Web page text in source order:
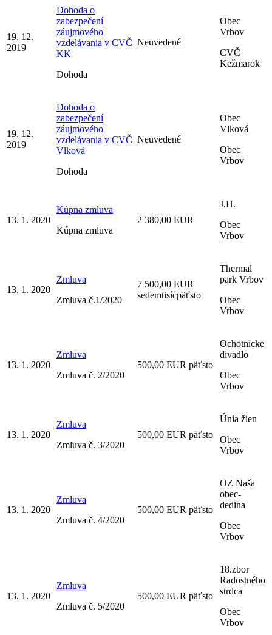
19. 12.
2019
Dohoda o
zabezpečení
záujmového
vzdelávania v CVČ
KK
Dohoda
Neuvedené
Obec
Vrbov
CVČ
Kežmarok
19. 12.
2019
Dohoda o
zabezpečení
záujmového
vzdelávania v CVČ
Vlková
Dohoda
Neuvedené
Obec
Vlková
Obec
Vrbov
13. 1. 2020
Kúpna zmluva
Kúpna zmluva
2 380,00 EUR
J.H.
Obec
Vrbov
13. 1. 2020
Zmluva
Zmluva č.1/2020
7 500,00 EUR
sedemtisícpäťsto
Thermal
park Vrbov
Obec
Vrbov
13. 1. 2020
Zmluva
Zmluva č. 2/2020
500,00 EUR päťsto
Ochotnícke
divadlo
Obec
Vrbov
13. 1. 2020
Zmluva
Zmluva č. 3/2020
500,00 EUR päťsto
Únia žien
Obec
Vrbov
13. 1. 2020
Zmluva
Zmluva č. 4/2020
500,00 EUR päťsto
OZ Naša
obec-
dedina
Obec
Vrbov
13. 1. 2020
Zmluva
Zmluva č. 5/2020
500,00 EUR päťsto
18.zbor
Radostného
strdca
Obec
Vrbov